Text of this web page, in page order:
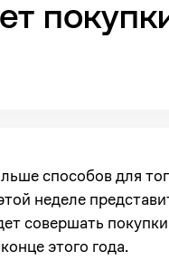
способов для
неделе
совершать
этого года.